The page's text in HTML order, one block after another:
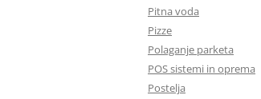
Pitna voda
Pizze
Polaganje parketa
POS sistemi in oprema
Postelja